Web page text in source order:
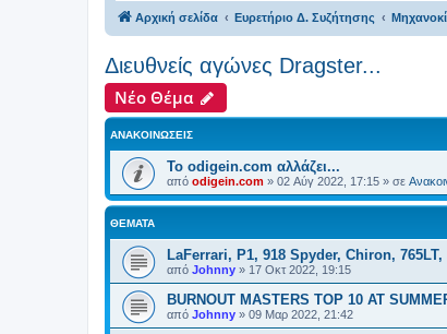
Αρχική σελίδα Ευρετήριο Δ. Συζήτησης
Διευθνείς αγώνες Dragster...
Νέο Θέμα
ΑΝΑΚΟΙΝΏΣΕΙΣ
Το odigein.com αλλάζει...
από odigein.com » 02 Αύγ 2022, 17:15 » σε
ΘΈΜΑΤΑ
LaFerrari, P1, 918 Spyder, Chiron, 765LT,
από Johnny » 17 Οκτ 2022, 19:15
BURNOUT MASTERS TOP 10 AT
από Johnny » 09 Μαρ 2022, 21:42